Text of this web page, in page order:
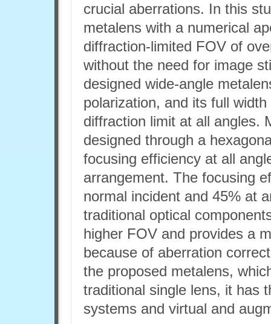
crucial aberrations. In this
metalens with a numerical
diffraction-limited FOV of
without the need for image
designed wide-angle
polarization, and its full
diffraction limit at all angles.
designed through a
focusing efficiency at all
arrangement. The focusing
normal incident and 45% at
traditional optical
higher FOV and provides a
because of aberration
the proposed metalens,
traditional single lens, it has
systems and virtual and